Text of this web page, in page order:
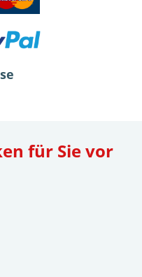
für Sie vor